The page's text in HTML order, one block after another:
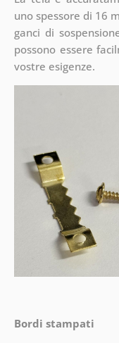
uno spessore di 16
ganci di
possono essere
vostre esigenze.
Bordi stampati